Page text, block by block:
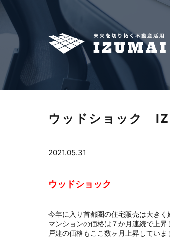
ウッドショック
2021.05.31
ウッドショック
今年に入り首都圏の住宅販売は大きく
マンションの価格は７か月連続で上昇
戸建の価格もここ数ヶ月上昇していま